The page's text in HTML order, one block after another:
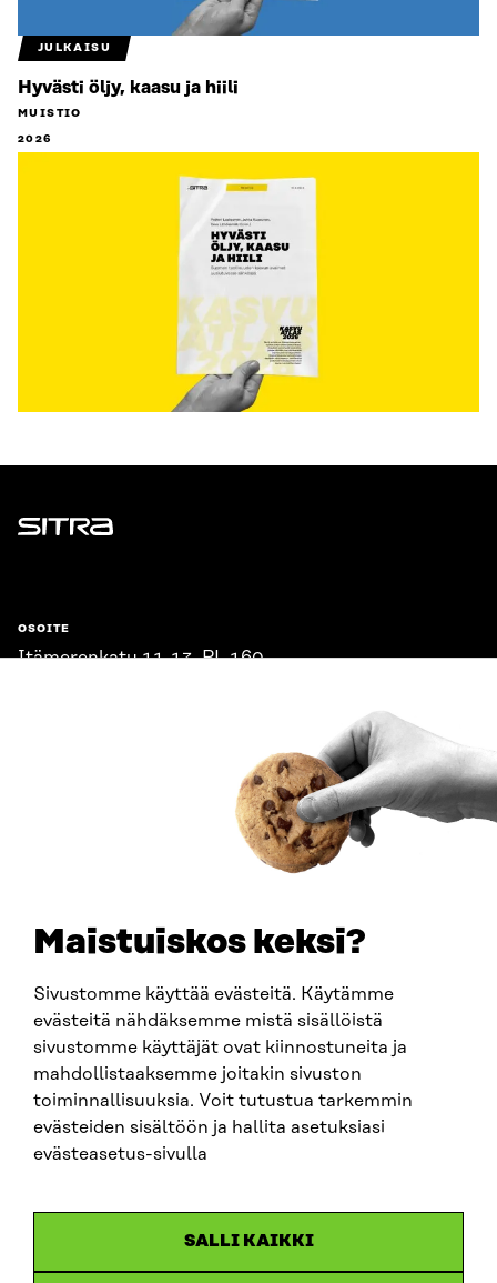
Maistuiskos keksi?
Sivustomme käyttää evästeitä. Käytämme
evästeitä nähdäksemme mistä sisällöistä
sivustomme käyttäjät ovat kiinnostuneita ja
mahdollistaaksemme joitakin sivuston
toiminnallisuuksia. Voit tutustua tarkemmin
evästeiden sisältöön ja hallita asetuksiasi
evästeasetus-sivulla
SALLI KAIKKI
JULKAISU
Hyvästi öljy, kaasu ja hiili
MUISTIO
2026
Sitra
OSOITE
Itämerenkatu 11-13, PL 160,
SITRA SOSIAALISESSA MEDIASSA
LinkedIn
Instagram
YouTube